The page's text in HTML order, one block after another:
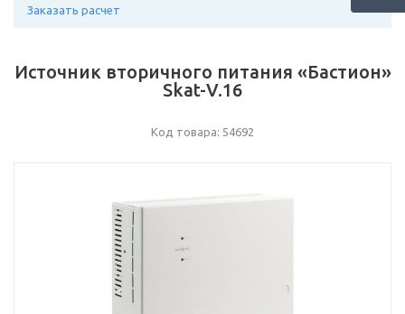
Заказать расчет
Источник вторичного питания «Бастион»
Skat-V.16
Код товара: 54692